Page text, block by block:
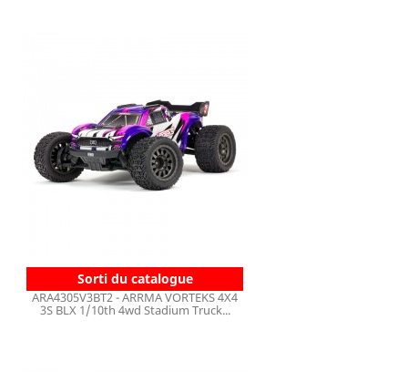
Sorti du catalogue
ARA4305V3BT2 - ARRMA VORTEKS 4X4
3S BLX 1/10th 4wd Stadium Truck...